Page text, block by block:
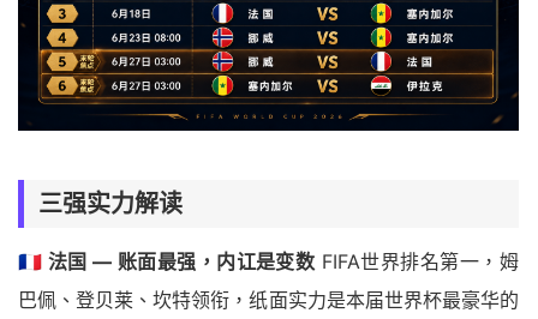
三强实力解读
🇫🇷 法国 — 账面最强，内讧是变数 FIFA世界排名第一，姆
巴佩、登贝莱、坎特领衔，纸面实力是本届世界杯最豪华的